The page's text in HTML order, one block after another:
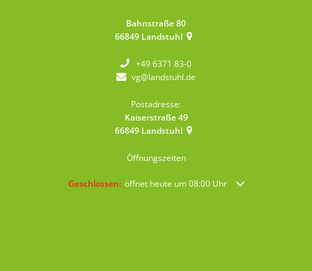
Bahnstraße 80
66849 Landstuhl
+49 6371 83-0
vg@landstuhl.de
Postadresse:
Kaiserstraße 49
66849 Landstuhl
Öffnungszeiten
Klicken, um weitere Öffnungs- oder Schließzeiten
Geschlossen: öffnet heute um 08:00 Uhr